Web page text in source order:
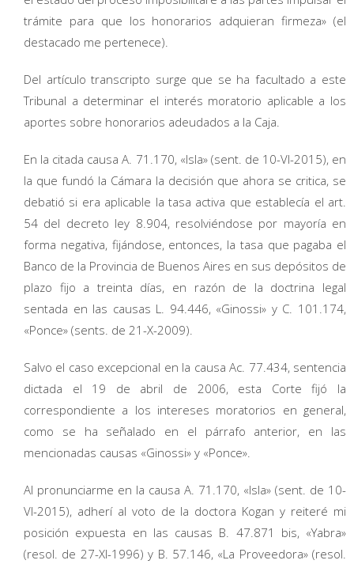
trámite para que los honorarios adquieran firmeza» (el
destacado me pertenece).
Del artículo transcripto surge que se ha facultado a este
Tribunal a determinar el interés moratorio aplicable a los
aportes sobre honorarios adeudados a la Caja.
En la citada causa A. 71.170, «Isla» (sent. de 10-VI-2015), en
la que fundó la Cámara la decisión que ahora se critica, se
debatió si era aplicable la tasa activa que establecía el art.
54 del decreto ley 8.904, resolviéndose por mayoría en
forma negativa, fijándose, entonces, la tasa que pagaba el
Banco de la Provincia de Buenos Aires en sus depósitos de
plazo fijo a treinta días, en razón de la doctrina legal
sentada en las causas L. 94.446, «Ginossi» y C. 101.174,
«Ponce» (sents. de 21-X-2009).
Salvo el caso excepcional en la causa Ac. 77.434, sentencia
dictada el 19 de abril de 2006, esta Corte fijó la
correspondiente a los intereses moratorios en general,
como se ha señalado en el párrafo anterior, en las
mencionadas causas «Ginossi» y «Ponce».
Al pronunciarme en la causa A. 71.170, «Isla» (sent. de 10-
VI-2015), adherí al voto de la doctora Kogan y reiteré mi
posición expuesta en las causas B. 47.871 bis, «Yabra»
(resol. de 27-XI-1996) y B. 57.146, «La Proveedora» (resol.